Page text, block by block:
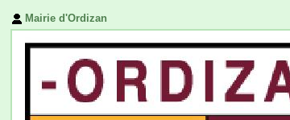
Mairie d'Ordizan